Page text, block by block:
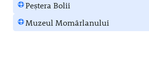
Peștera Bolii
Muzeul Momârlanului